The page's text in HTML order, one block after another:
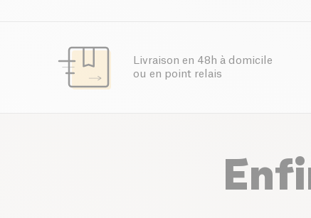
Livraison en 48h à domicile
ou en point relais